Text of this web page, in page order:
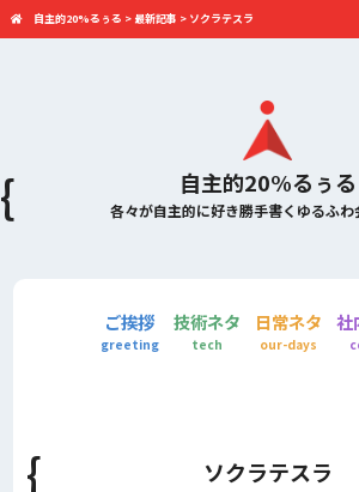
自主的20%るぅる
各々が自主的に好き勝手書くゆるふわ
自主的20%るぅる > 最新記事 > ソクラテスラ
ご挨拶
greeting
技術ネタ
tech
日常ネタ
our-days
社
ソクラテスラ